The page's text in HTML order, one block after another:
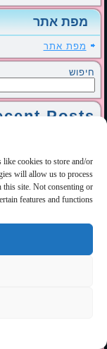
like cookies to store and/or
will allow us to process
this site. Not consenting or
features and functions.
מפת אתר
מפת אתר
חיפוש
Posts
פציעות של רוכבי
במהירות ?
עיסוי בשמנים
ATM – שיעור פלדנקרייז בהנחיה קבוצתית
FI – שיעור פלדנקרייז במגע
כאבי צוואר - אחרי
שיעור פלדנקרייז
מקור האושר-ענת
מה לעשות אם כאב
מה לעשות אם כאב